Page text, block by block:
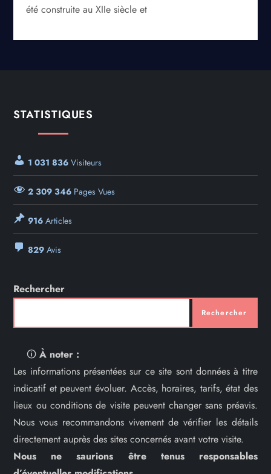
été construite au XIIe siècle et
STATISTIQUES
1 031 836 Visiteurs
2 309 346 Pages Vues
916 Articles
829 Avis
Rechercher
Rechercher
🛈À noter :
Les informations présentées sur ce site sont données à titre
indicatif et peuvent évoluer. Accès, horaires, tarifs, état des
lieux ou conditions de visite peuvent changer sans préavis.
Nous vous recommandons vivement de vérifier les détails
directement auprès des sites concernés avant votre visite.
Nous ne saurions être tenus responsables